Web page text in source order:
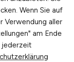
die
wird
mit
Wenn Sie auf
Verwendung aller
am Ende
jederzeit